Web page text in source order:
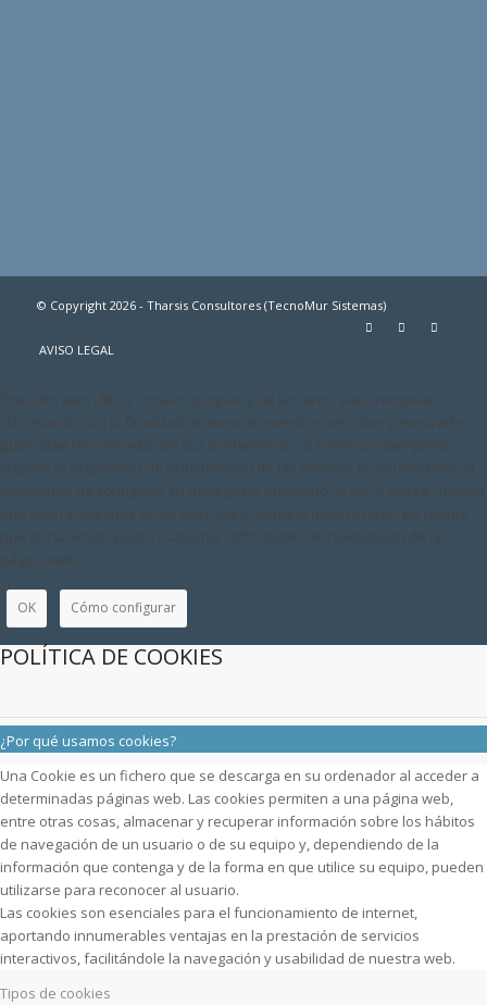
© Copyright 2026 - Tharsis Consultores (TecnoMur Sistemas)
AVISO LEGAL
Este sitio web utiliza Cookies propias y de terceros, para recopilar
información con la finalidad de mejorar nuestros servicios y mostrarle
publicidad relacionada con sus preferencias. Si continua navegando,
supone la aceptación de la instalación de las mismas. El usuario tiene la
posibilidad de configurar su navegador pudiendo, si así lo desea, impedir
que sean instaladas en su disco duro, aunque deberá tener en cuenta
que dicha acción podrá ocasionar dificultades de navegación de la
página web.
OK Cómo configurar
POLÍTICA DE COOKIES
¿Por qué usamos cookies?
Una Cookie es un fichero que se descarga en su ordenador al acceder a
determinadas páginas web. Las cookies permiten a una página web,
entre otras cosas, almacenar y recuperar información sobre los hábitos
de navegación de un usuario o de su equipo y, dependiendo de la
información que contenga y de la forma en que utilice su equipo, pueden
utilizarse para reconocer al usuario.
Las cookies son esenciales para el funcionamiento de internet,
aportando innumerables ventajas en la prestación de servicios
interactivos, facilitándole la navegación y usabilidad de nuestra web.
Tipos de cookies